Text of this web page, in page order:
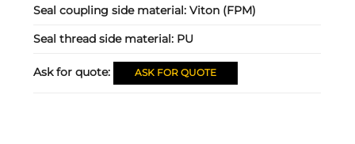
Seal coupling side material:Viton (FPM)
Seal thread side material: PU
Ask for quote: ASK FOR QUOTE